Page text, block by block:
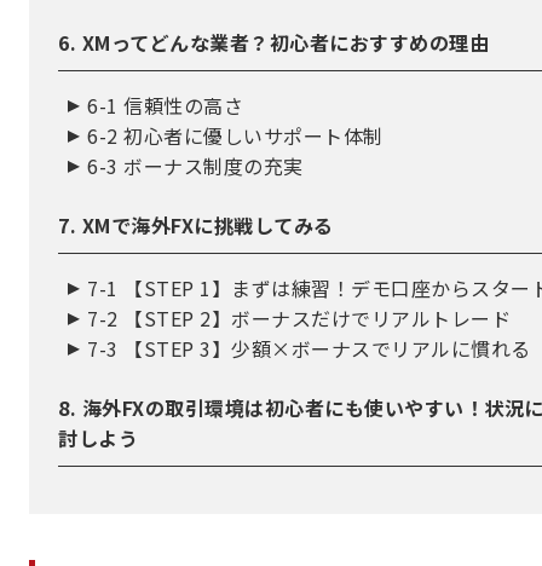
6. XMってどんな業者？初心者におすすめの理由
6-1 信頼性の高さ
6-2 初心者に優しいサポート体制
6-3 ボーナス制度の充実
7. XMで海外FXに挑戦してみる
7-1 【STEP 1】まずは練習！デモ口座からスター
7-2 【STEP 2】ボーナスだけでリアルトレード
7-3 【STEP 3】少額×ボーナスでリアルに慣れる
8. 海外FXの取引環境は初心者にも使いやすい！状況
討しよう